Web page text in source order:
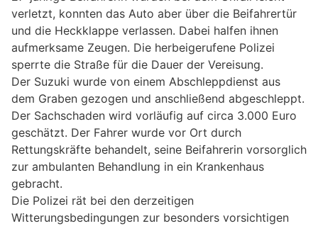
verletzt, konnten das Auto aber über die Beifahrertür
und die Heckklappe verlassen. Dabei halfen ihnen
aufmerksame Zeugen. Die herbeigerufene Polizei
sperrte die Straße für die Dauer der Vereisung.
Der Suzuki wurde von einem Abschleppdienst aus
dem Graben gezogen und anschließend abgeschleppt.
Der Sachschaden wird vorläufig auf circa 3.000 Euro
geschätzt. Der Fahrer wurde vor Ort durch
Rettungskräfte behandelt, seine Beifahrerin vorsorglich
zur ambulanten Behandlung in ein Krankenhaus
gebracht.
Die Polizei rät bei den derzeitigen
Witterungsbedingungen zur besonders vorsichtigen